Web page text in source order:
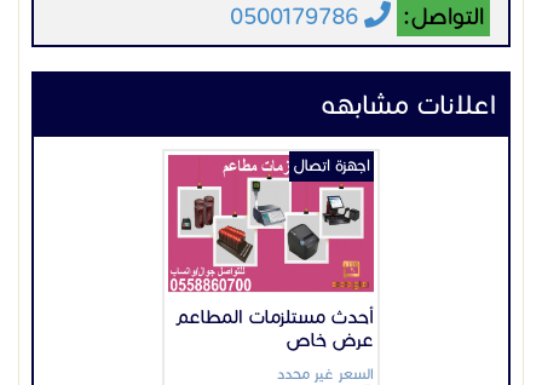
التواصل: 0500179786
اعلانات مشابهه
أحدث مستلزمات المطاعم
عرض خاص
السعر غير محدد
اجهزة اتصال